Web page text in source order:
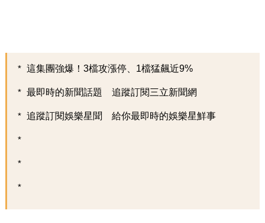
這集團強爆！3檔攻漲停、1檔猛飆近9%
最即時的新聞話題 追蹤訂閱三立新聞網
追蹤訂閱娛樂星聞 給你最即時的娛樂星鮮事